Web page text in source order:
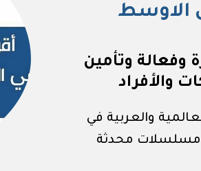
الاوسط
وتأمين
والأفراد
والعربية في
ومسلسلات محدثة